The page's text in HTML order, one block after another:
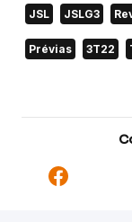
JSL JSLG3
Prévias 3T22